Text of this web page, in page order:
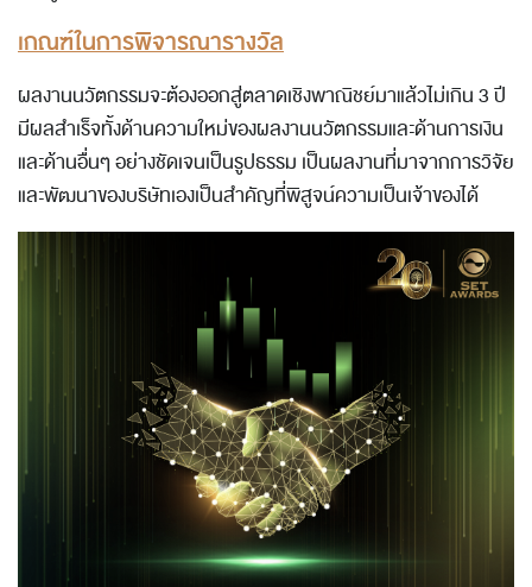
เกณฑ์ในการพิจารณารางวัล
ผลงานนวัตกรรมจะต้องออกสู่ตลาดเชิงพาณิชย์มาแล้วไม่เกิน 3 ปี
มีผลสำเร็จทั้งด้านความใหม่ของผลงานนวัตกรรมและด้านการเงิน
และด้านอื่นๆ อย่างชัดเจนเป็นรูปธรรม เป็นผลงานที่มาจากการวิจัย
และพัฒนาของบริษัทเองเป็นสำคัญที่พิสูจน์ความเป็นเจ้าของได้